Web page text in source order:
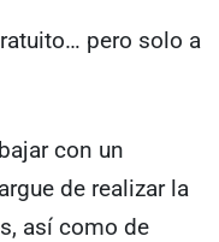
pero solo a
con un
de realizar la
así como de